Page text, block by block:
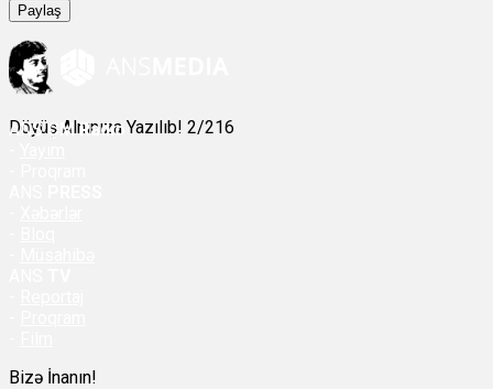
Paylaş
Döyüş Alnınıza Yazılıb! 2/216
ANSÇM Radio
Bizə İnanın!